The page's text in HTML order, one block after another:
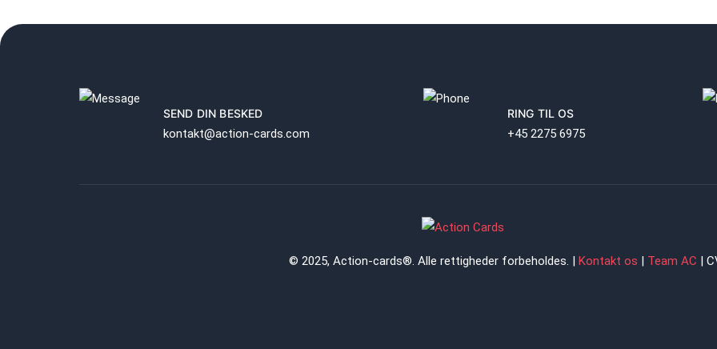
SEND DIN BESKED
kontakt@action-cards.com
RING TIL OS
+45 2275 6975
© 2025, Action-cards®. Alle rettigheder forbeholdes. | Kontakt os | Team AC |